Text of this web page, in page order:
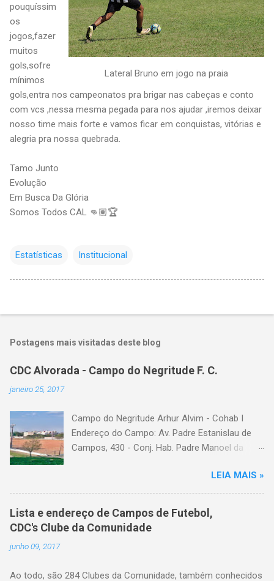
Lateral Bruno em jogo na praia
pouquíssim
os
jogos,fazer
muitos
gols,sofre
mínimos
gols,entra nos campeonatos pra brigar nas cabeças e conto
com vcs ,nessa mesma pegada para nos ajudar ,iremos deixar
nosso time mais forte e vamos ficar em conquistas, vitórias e
alegria pra nossa quebrada.
Tamo Junto
Evolução
Em Busca Da Glória
Somos Todos CAL 👊🏽🏆
Estatísticas Institucional
Postagens mais visitadas deste blog
CDC Alvorada - Campo do Negritude F. C.
janeiro 25, 2017
Campo do Negritude Arhur Alvim - Cohab I
Endereço do Campo: Av. Padre Estanislau de
Campos, 430 - Conj. Hab. Padre Manoel da
Categoria: cdc, campo de futebol, futebol de
várzea, futebol amador
LEIA MAIS »
Lista e endereço de Campos de Futebol,
CDC's Clube da Comunidade
junho 09, 2017
Ao todo, são 284 Clubes da Comunidade, também conhecidos